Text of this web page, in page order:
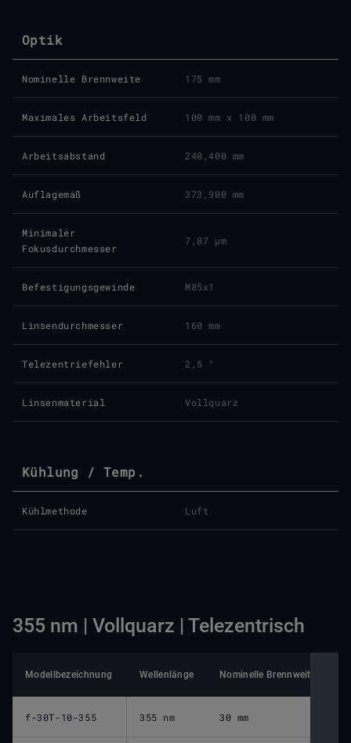
Optik
Nominelle Brennweite 175 mm
Maximales Arbeitsfeld 100 mm x 100 mm
Arbeitsabstand 240,400 mm
Auflagemaß 373,900 mm
Minimaler
Fokusdurchmesser
7,87 μm
Befestigungsgewinde M85x1
Linsendurchmesser 160 mm
Telezentriefehler 2,5 °
Linsenmaterial Vollquarz
Kühlung / Temp.
Kühlmethode Luft
355 nm | Vollquarz | Telezentrisch
Modellbezeichnung Wellenlänge Nominelle Brennweite
f-30T-10-355 355 nm 30 mm